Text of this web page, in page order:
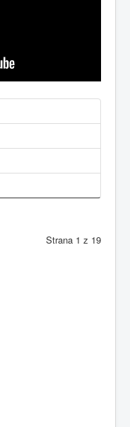
Strana 1 z 19